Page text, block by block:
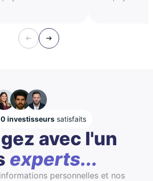
investisseurs satisfaits
avec l'un
experts...
personnelles et nos